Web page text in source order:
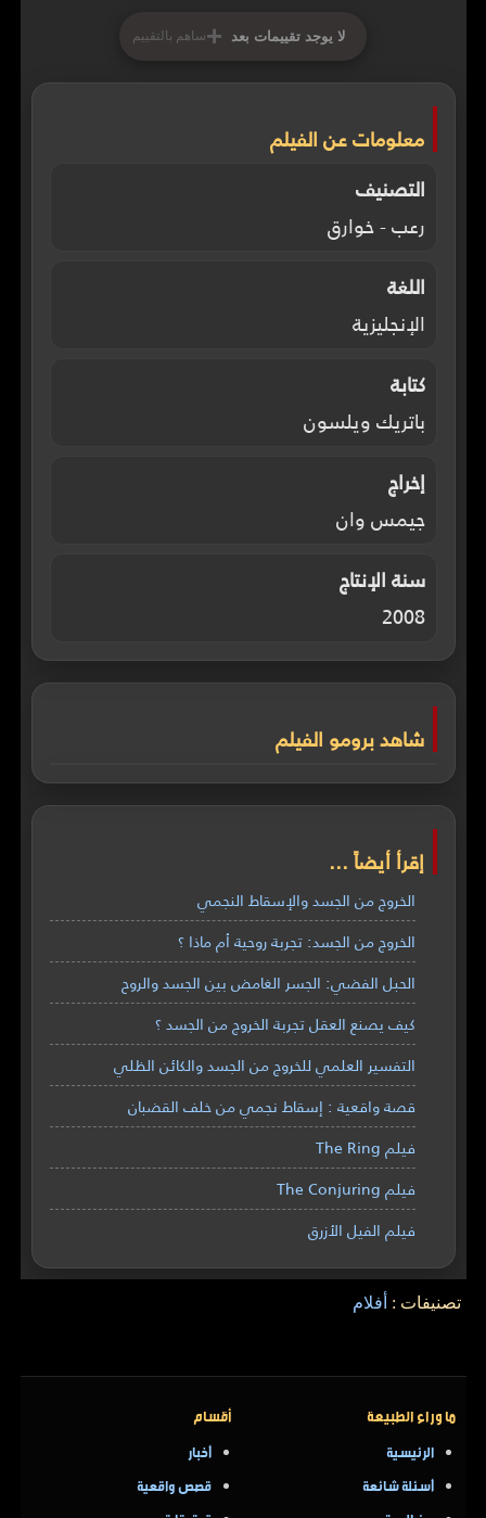
لا يوجد تقييمات بعد +ساهم بالتقييم
معلومات عن الفيلم
التصنيف
رعب - خوارق
اللغة
الإنجليزية
كتابة
باتريك ويلسون
إخراج
جيمس وان
سنة الإنتاج
2008
شاهد برومو الفيلم
إقرأ أيضاً ...
الخروج من الجسد والإسقاط النجمي
الخروج من الجسد: تجربة روحية أم ماذا ؟
الحبل الفضي: الجسر الغامض بين الجسد والروح
كيف يصنع العقل تجربة الخروج من الجسد ؟
التفسير العلمي للخروج من الجسد والكائن الظلي
قصة واقعية : إسقاط نجمي من خلف القضبان
فيلم The Ring
فيلم The Conjuring
فيلم الفيل الأزرق
تصنيفات : أفلام
ما وراء الطبيعة
الرئيسية
أسئلة شائعة
أقسام
أخبار
قصص واقعية